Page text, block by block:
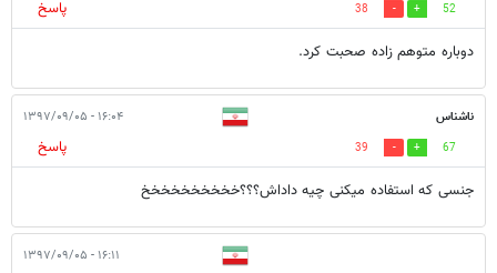
52
38
پاسخ
دوباره متوهم زاده صحبت کرد.
ناشناس ۱۶:۰۴ - ۱۳۹۷/۰۹/۰۵
67
39
پاسخ
جنسی که استفاده میکنی چیه داداش؟؟؟خخخخخخخخخخ
۱۶:۱۱ - ۱۳۹۷/۰۹/۰۵